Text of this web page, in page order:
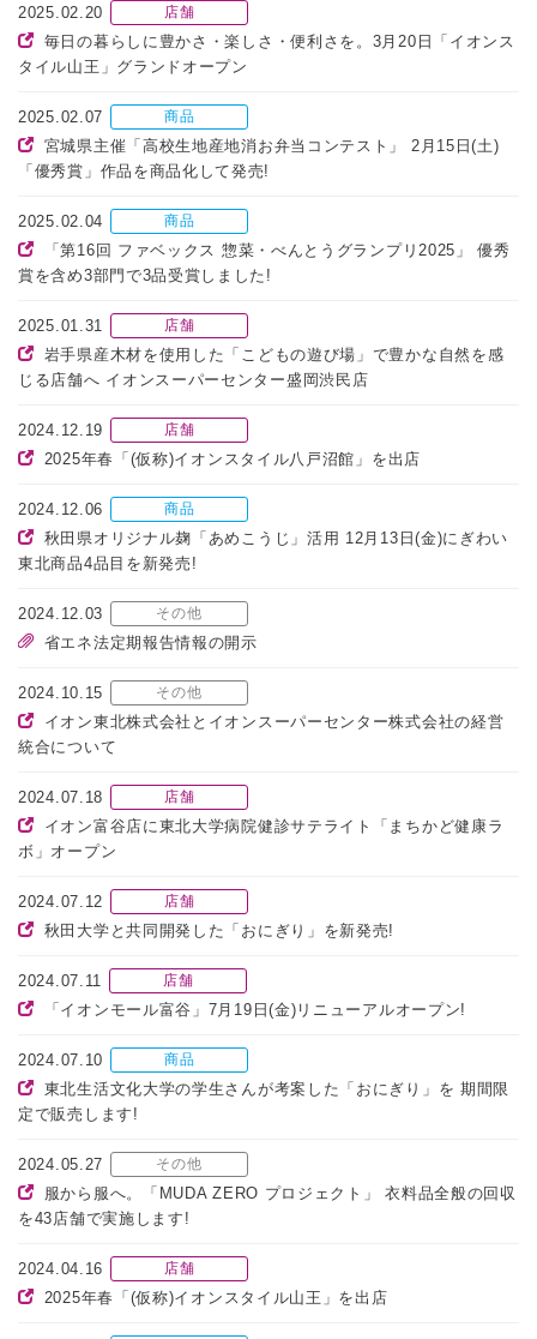
2025.02.20 店舗
毎日の暮らしに豊かさ・楽しさ・便利さを。3月20日「イオンス
タイル山王」グランドオープン
2025.02.07 商品
宮城県主催「高校生地産地消お弁当コンテスト」 2月15日(土)
「優秀賞」作品を商品化して発売!
2025.02.04 商品
「第16回 ファベックス 惣菜・べんとうグランプリ2025」 優秀
賞を含め3部門で3品受賞しました!
2025.01.31 店舗
岩手県産木材を使用した「こどもの遊び場」で豊かな自然を感
じる店舗へ イオンスーパーセンター盛岡渋民店
2024.12.19 店舗
2025年春「(仮称)イオンスタイル八戸沼館」を出店
2024.12.06 商品
秋田県オリジナル麹「あめこうじ」活用 12月13日(金)にぎわい
東北商品4品目を新発売!
2024.12.03 その他
省エネ法定期報告情報の開示
2024.10.15 その他
イオン東北株式会社とイオンスーパーセンター株式会社の経営
統合について
2024.07.18 店舗
イオン富谷店に東北大学病院健診サテライト「まちかど健康ラ
ボ」オープン
2024.07.12 店舗
秋田大学と共同開発した「おにぎり」を新発売!
2024.07.11 店舗
「イオンモール富谷」7月19日(金)リニューアルオープン!
2024.07.10 商品
東北生活文化大学の学生さんが考案した「おにぎり」を 期間限
定で販売します!
2024.05.27 その他
服から服へ。「MUDA ZERO プロジェクト」 衣料品全般の回収
を43店舗で実施します!
2024.04.16 店舗
2025年春「(仮称)イオンスタイル山王」を出店